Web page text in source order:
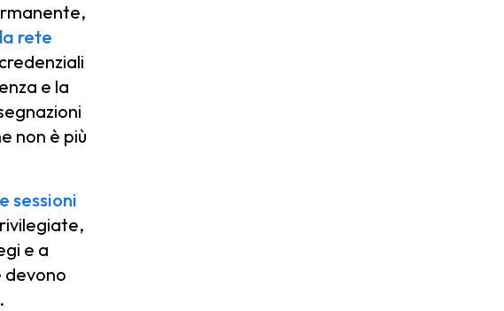
rete
e la
non è più
sessioni
e a
devono